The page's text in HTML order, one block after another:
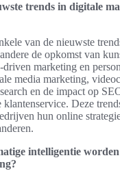
trends in digitale
van de nieuwste
de opkomst van
marketing en
media marketing,
en de impact op
klantenservice. Deze
hun online
intelligentie worden